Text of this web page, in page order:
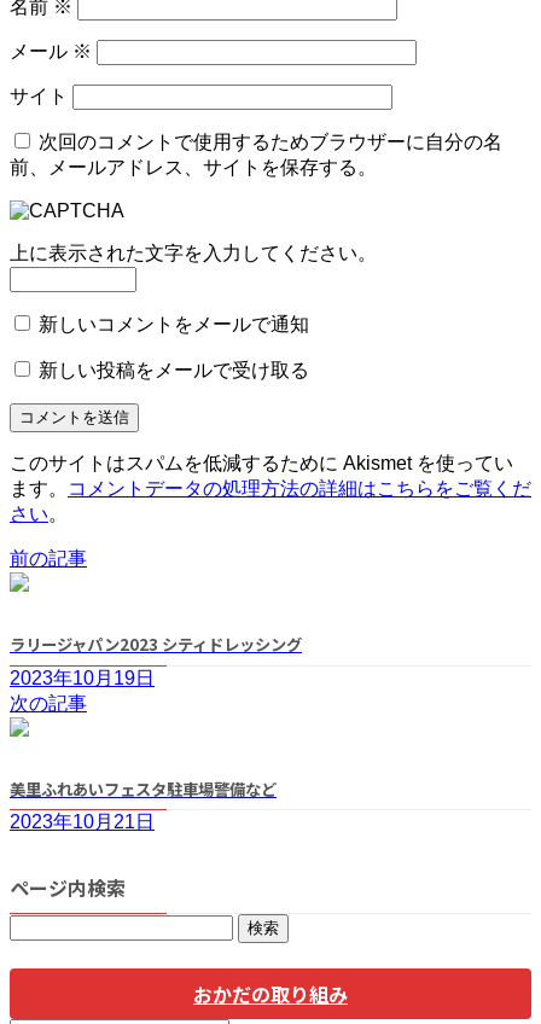
名前 ※
メール ※
サイト
次回のコメントで使用するためブラウザーに自分の名
前、メールアドレス、サイトを保存する。
上に表示された文字を入力してください。
新しいコメントをメールで通知
新しい投稿をメールで受け取る
このサイトはスパムを低減するために Akismet を使ってい
ます。
コメントデータの処理方法の詳細はこちらをご覧くだ
さい。
前の記事
ラリージャパン2023 シティドレッシング
2023年10月19日
次の記事
美里ふれあいフェスタ駐車場警備など
2023年10月21日
ページ内検索
おかだの取り組み